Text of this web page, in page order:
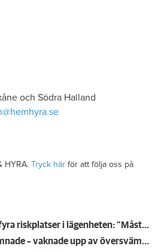
och Södra Halland
HYRA. Tryck här för att följa oss på
Så undviker du mögel – fyra riskplatser i lägenheten: ”Måste städa bort”
Satte på vattnet och somnade – vaknade upp av översvämning hos grannen